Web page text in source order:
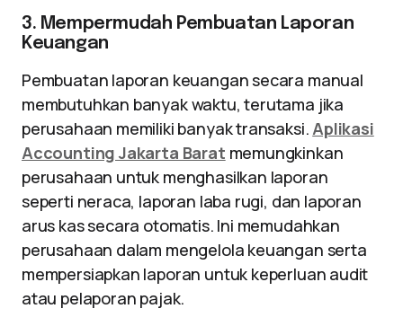
3. Mempermudah Pembuatan Laporan
Keuangan
Pembuatan laporan keuangan secara manual
membutuhkan banyak waktu, terutama jika
perusahaan memiliki banyak transaksi. Aplikasi
Accounting Jakarta Barat memungkinkan
perusahaan untuk menghasilkan laporan
seperti neraca, laporan laba rugi, dan laporan
arus kas secara otomatis. Ini memudahkan
perusahaan dalam mengelola keuangan serta
mempersiapkan laporan untuk keperluan audit
atau pelaporan pajak.